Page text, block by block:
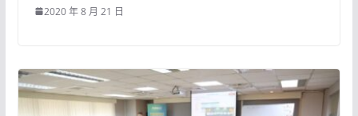
2020 年 8 月 21 日